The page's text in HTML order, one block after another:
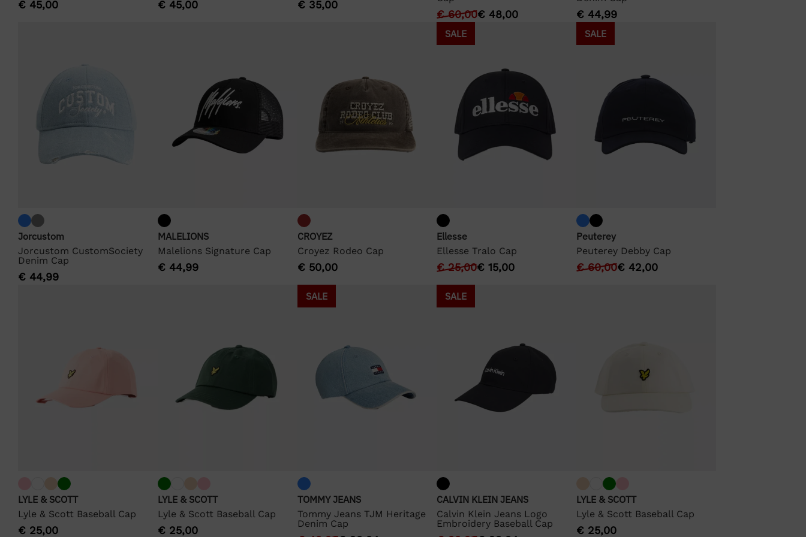
€ 45,00 €45,00 €35,00
€60,00€ 48,00 € 44,99
Jorcustom
Jorcustom CustomSociety
Denim Cap
€ 44,99
MALELIONS
Malelions Signature Cap
€44,99
CROYEZ
Croyez Rodeo Cap
€50,00
SALE
Ellesse
Ellesse Tralo Cap
€25,00€ 15,00
SALE
Peuterey
Peuterey Debby Cap
€60,00€ 42,00
LYLE & SCOTT
Lyle & Scott Baseball Cap
€ 25,00
LYLE & SCOTT
Lyle & Scott Baseball Cap
€25,00
SALE
TOMMY JEANS
Tommy Jeans TJM Heritage
Denim Cap
SALE
CALVIN KLEIN JEANS
Calvin Klein Jeans Logo
Embroidery Baseball Cap
LYLE & SCOTT
Lyle & Scott Baseball Cap
€ 25,00